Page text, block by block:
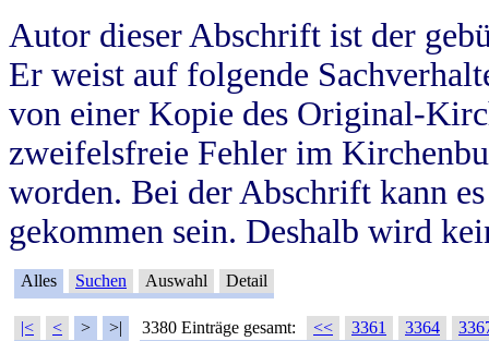
Autor dieser Abschrift ist der
Er weist auf folgende
von einer Kopie des Original-
zweifelsfreie Fehler im
worden. Bei der Abschrift kann
gekommen sein. Deshalb wird
Alles Suchen Auswahl Detail
|< < > >| 3380 Einträge gesamt: << 3361 3364